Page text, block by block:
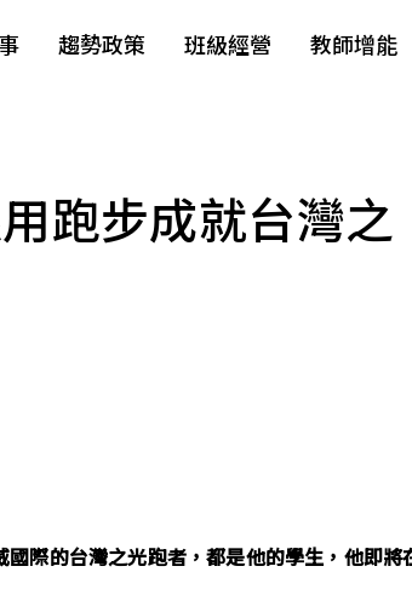
趨勢政策 班級經營 教師增能
跑步成就台灣之
際的台灣之光跑者，都是他的學生，他即